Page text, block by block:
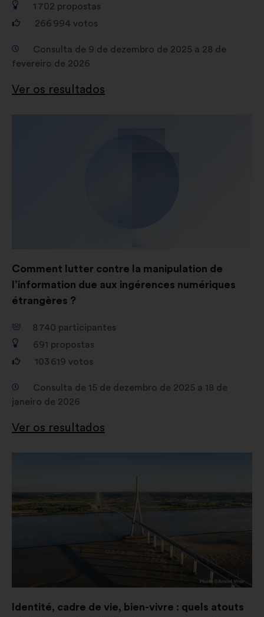
1 702 propostas
266 994 votos
Consulta de 9 de dezembro de 2025 a 28 de
fevereiro de 2026
Ver os resultados
Comment lutter contre la manipulation de
l’information due aux ingérences numériques
étrangères ?
8 740 participantes
691 propostas
103 619 votos
Consulta de 15 de dezembro de 2025 a 18 de
janeiro de 2026
Ver os resultados
Identité, cadre de vie, bien-vivre : quels atouts